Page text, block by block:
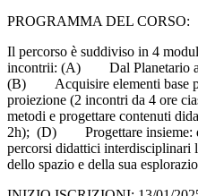
PROGRAMMA DEL CORSO:
Il percorso è suddiviso in 4
incontrii: (A) Dal Planetario
(B) Acquisire elementi base
proiezione (2 incontri da 4 ore
metodi e progettare contenuti
2h); (D) Progettare insieme:
percorsi didattici interdisciplinari
dello spazio e della sua